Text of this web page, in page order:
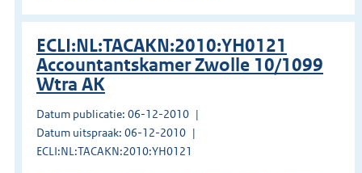
ECLI:NL:TACAKN:2010:YH0121
Accountantskamer Zwolle 10/1099
Wtra AK
Datum publicatie: 06-12-2010
Datum uitspraak: 06-12-2010
ECLI:NL:TACAKN:2010:YH0121